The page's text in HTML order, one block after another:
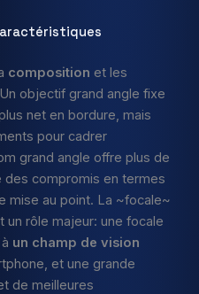
composition et les
objectif grand angle fixe
net en bordure, mais
pour cadrer
grand angle offre plus de
des compromis en termes
mise au point. La ~focale~
un rôle majeur: une focale
un champ de vision
et une grande
de meilleures